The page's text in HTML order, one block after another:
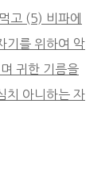
고 (5) 비파에
기를 위하여 악
귀한 기름을
치 아니하는 자